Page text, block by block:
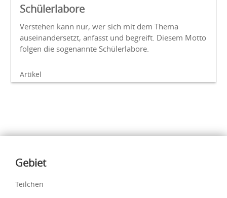
Schülerlabore
Verstehen kann nur, wer sich mit dem Thema
auseinandersetzt, anfasst und begreift. Diesem Motto
folgen die sogenannte Schülerlabore.
Artikel
Inhalte
Gebiet
Teilchen